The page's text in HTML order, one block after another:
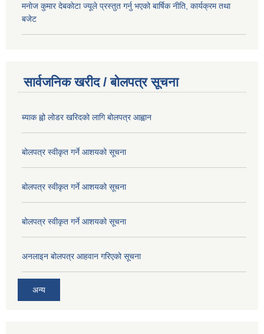
मनाेज कुमार देबकाेटा ज्यूले प्रस्तुत गर्नु भएको बार्षिक नीति, कार्यक्रम तथा
बजेट
सार्वजनिक खरीद / बोलपत्र सूचना
ब्याक ह्वो लोडर खरिदको लागि बोलपत्र आह्वान
बोलपत्र स्वीकृत गर्ने आशयको सूचना
बोलपत्र स्वीकृत गर्ने आशयको सूचना
बोलपत्र स्वीकृत गर्ने आशयको सूचना
अनलाइन बोलपत्र आहवान गरिएको सूचना
अन्य